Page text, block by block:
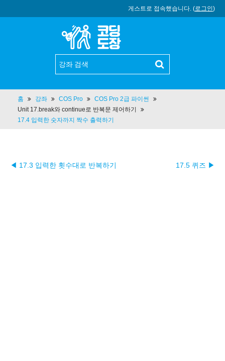
게스트로 접속했습니다. (로그인)
홈 강좌 COS Pro
COS Pro 2급 파이썬
Unit 17.break와 continue로 반복문 제어하기
17.4 입력한 숫자까지 짝수 출력하기
◀ 17.3 입력한 횟수대로 반복하기 17.5 퀴즈 ▶︎